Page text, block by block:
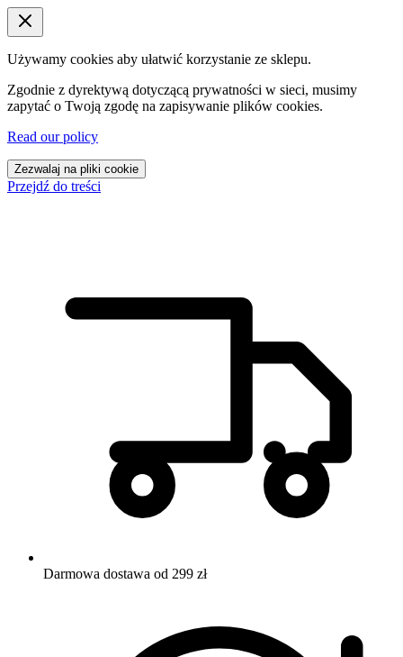
Używamy cookies aby ułatwić korzystanie ze sklepu.
Zgodnie z dyrektywą dotyczącą prywatności w sieci, musimy
zapytać o Twoją zgodę na zapisywanie plików cookies.
Read our policy
Zezwalaj na pliki cookie
Przejdź do treści
Darmowa dostawa od 299 zł